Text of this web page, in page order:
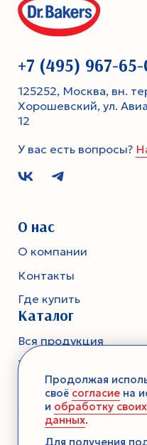
+7 (495) 967-65-
125252, Москва, вн.
Хорошевский, ул.
12
У вас есть вопросы?
О нас
О компании
Контакты
Где купить
Каталог
Вся продукция
Тесто
Смеси-помощники
Ароматика
Десерты без выпечки
Продолжая
своё согласие на
и обработку
данных.
Для получения